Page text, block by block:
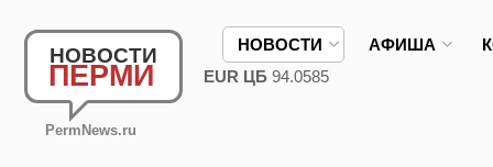
НОВОСТИ
ПЕРМИ
PermNews.ru
НОВОСТИ АФИША
EUR ЦБ 94.0585